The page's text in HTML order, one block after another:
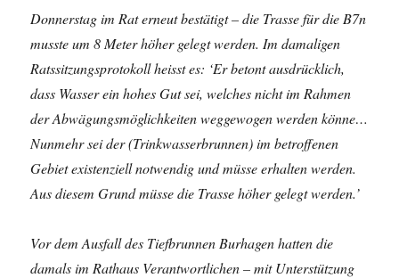
Donnerstag im Rat erneut bestätigt – die Trasse für die B7n
musste um 8 Meter höher gelegt werden. Im damaligen
Ratssitzungsprotokoll heisst es: ‘Er betont ausdrücklich,
dass Wasser ein hohes Gut sei, welches nicht im Rahmen
der Abwägungsmöglichkeiten weggewogen werden könne…
Nunmehr sei der (Trinkwasserbrunnen) im betroffenen
Gebiet existenziell notwendig und müsse erhalten werden.
Aus diesem Grund müsse die Trasse höher gelegt werden.’
Vor dem Ausfall des Tiefbrunnen Burhagen hatten die
damals im Rathaus Verantwortlichen – mit Unterstützung